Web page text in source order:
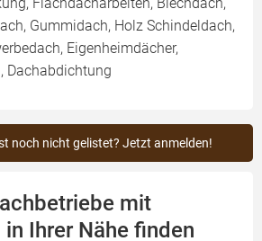
Gummidach, Holz Schindeldach,
Eigenheimdächer,
Dachabdichtung
noch nicht gelistet? Jetzt anmelden!
mit
Ihrer Nähe finden